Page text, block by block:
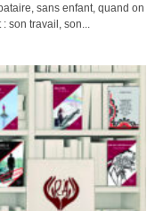
sans enfant, quand on
son travail, son...